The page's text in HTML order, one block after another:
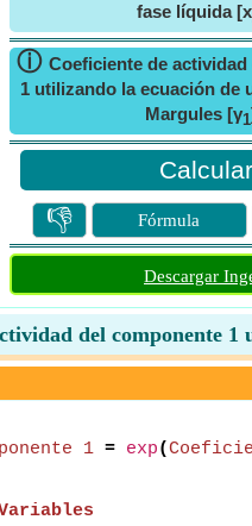
fase líquida [x
ⓘ Coeficiente de
1 utilizando la ecuación de
Margules [γ1
👎 Fórmula
Descargar
del componente
1 = exp(